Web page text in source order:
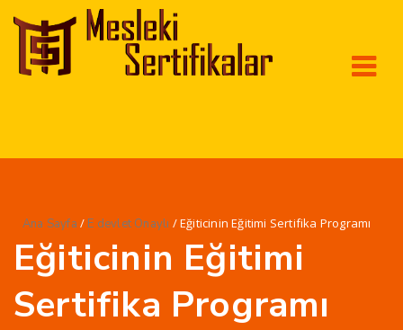
Ana Sayfa / E devlet Onaylı / Eğiticinin Eğitimi Sertifika Programı
Eğiticinin Eğitimi
Sertifika Programı